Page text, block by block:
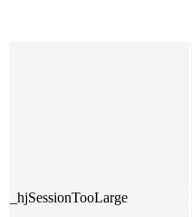
_hjSessionTooLarge